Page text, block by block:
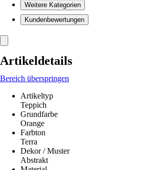
Weitere Kategorien
Kundenbewertungen
Artikeldetails
Bereich überspringen
Artikeltyp
Teppich
Grundfarbe
Orange
Farbton
Terra
Dekor / Muster
Abstrakt